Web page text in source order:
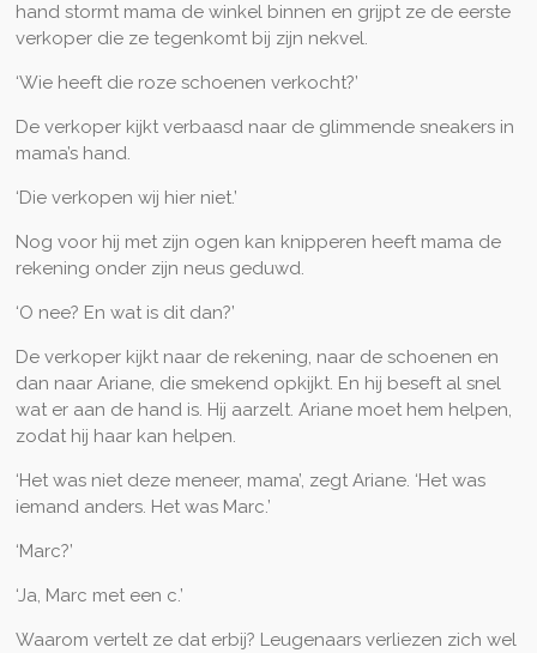
hand stormt mama de winkel binnen en grijpt ze de eerste
verkoper die ze tegenkomt bij zijn nekvel.
‘Wie heeft die roze schoenen verkocht?’
De verkoper kijkt verbaasd naar de glimmende sneakers in
mama’s hand.
‘Die verkopen wij hier niet.’
Nog voor hij met zijn ogen kan knipperen heeft mama de
rekening onder zijn neus geduwd.
‘O nee? En wat is dit dan?’
De verkoper kijkt naar de rekening, naar de schoenen en
dan naar Ariane, die smekend opkijkt. En hij beseft al snel
wat er aan de hand is. Hij aarzelt. Ariane moet hem helpen,
zodat hij haar kan helpen.
‘Het was niet deze meneer, mama’, zegt Ariane. ‘Het was
iemand anders. Het was Marc.’
‘Marc?’
‘Ja, Marc met een c.’
Waarom vertelt ze dat erbij? Leugenaars verliezen zich wel